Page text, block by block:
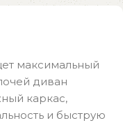
максимальный
диван
каркас,
и быструю